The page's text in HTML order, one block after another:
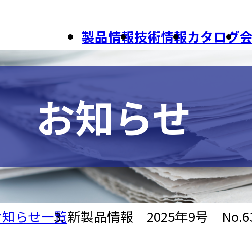
製品情報技術情報カタログ
お知らせ
らせ一覧新製品情報 2025年9号